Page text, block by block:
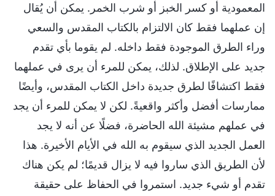
المعمودية أو كسر الخبز أو شرب الخمر. يمكن أن يُقال
إن عملهما فقط كان الالتزام بالكتاب المقدس والسعي
وراء الطرق الموجودة فقط داخله. لم يقوما بأي تقدم
جديد على الإطلاق. لذلك، يمكن للمرء أن يرى في عملهما
فقط اكتشافًا لطرق جديدة داخل الكتاب المقدس، وأيضًا
ممارسات أفضل وأكثر واقعيةً. لكن لا يمكن للمرء أن يجد
في عملهم مشيئة الله الحاضرة، فضلًا عن أنه لا يجد
العمل الجديد الذي سيقوم به الله في الأيام الأخيرة. هذا
لأن الطريق الذي ساروا فيه لا يزال قديمًا؛ لم يكن هناك
تقدم أو شيء جديد. استمروا في الحفاظ على حقيقة